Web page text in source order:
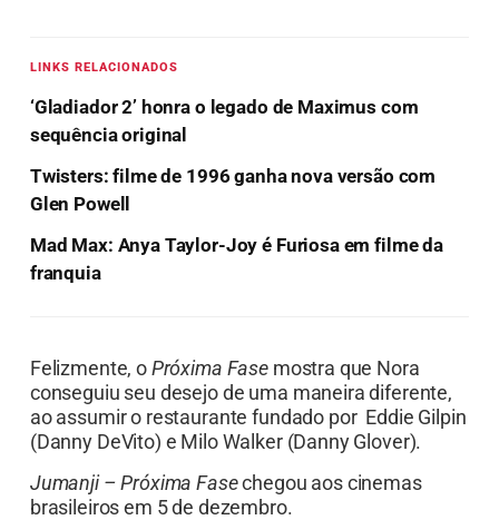
LINKS RELACIONADOS
‘Gladiador 2’ honra o legado de Maximus com
sequência original
Twisters: filme de 1996 ganha nova versão com
Glen Powell
Mad Max: Anya Taylor-Joy é Furiosa em filme da
franquia
Felizmente, oPróxima Fasemostra que Nora
conseguiu seu desejo de uma maneira diferente,
ao assumir o restaurante fundado por Eddie Gilpin
(Danny DeVito) e Milo Walker (Danny Glover).
Jumanji – Próxima Fasechegou aos cinemas
brasileiros em 5 de dezembro.